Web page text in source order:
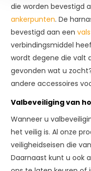
die worden bevestigd
ankerpunten. De
bevestigd aan een
verbindingsmiddel
wordt degene die valt
gevonden wat u
andere accessoires
Valbeveiliging van
Wanneer u
het veilig is. Al onze
veiligheidseisen die
Daarnaast kunt u ook